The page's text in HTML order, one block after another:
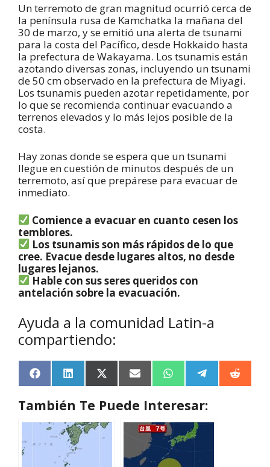
Un terremoto de gran magnitud ocurrió cerca de
la península rusa de Kamchatka la mañana del
30 de marzo, y se emitió una alerta de tsunami
para la costa del Pacífico, desde Hokkaido hasta
la prefectura de Wakayama. Los tsunamis están
azotando diversas zonas, incluyendo un tsunami
de 50 cm observado en la prefectura de Miyagi.
Los tsunamis pueden azotar repetidamente, por
lo que se recomienda continuar evacuando a
terrenos elevados y lo más lejos posible de la
costa.
Hay zonas donde se espera que un tsunami
llegue en cuestión de minutos después de un
terremoto, así que prepárese para evacuar de
inmediato.
Comience a evacuar en cuanto cesen los
temblores.
Los tsunamis son más rápidos de lo que
cree. Evacue desde lugares altos, no desde
lugares lejanos.
Hable con sus seres queridos con
antelación sobre la evacuación.
Ayuda a la comunidad Latin-a
compartiendo:
F
a
e
b
o
L
i
k
e
d
I
n
X
(
w
i
t
E
m
a
l
W
h
t
s
A
p
p
e
e
g
R
e
También Te Puede Interesar: